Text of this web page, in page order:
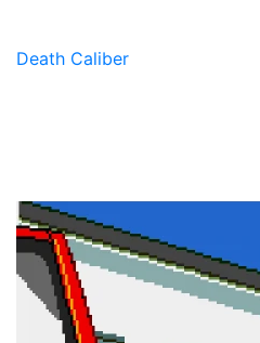
Death Caliber